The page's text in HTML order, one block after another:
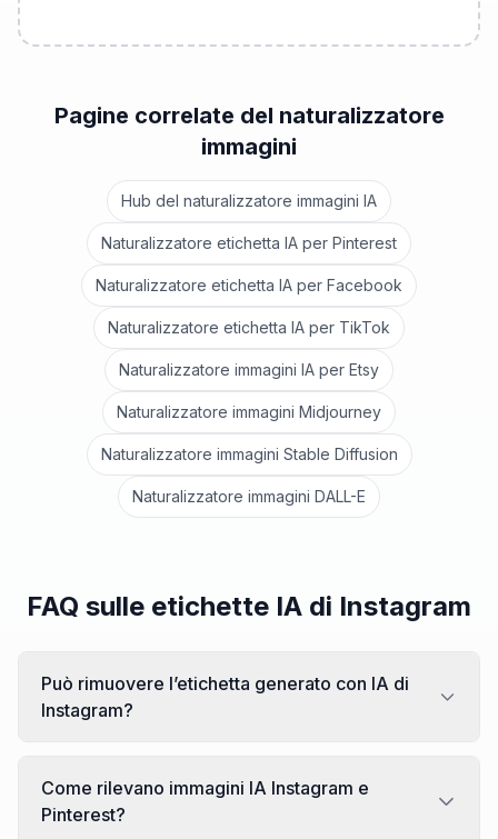
Pagine correlate del naturalizzatore
immagini
Hub del naturalizzatore immagini IA
Naturalizzatore etichetta IA per Pinterest
Naturalizzatore etichetta IA per Facebook
Naturalizzatore etichetta IA per TikTok
Naturalizzatore immagini IA per Etsy
Naturalizzatore immagini Midjourney
Naturalizzatore immagini Stable Diffusion
Naturalizzatore immagini DALL-E
FAQ sulle etichette IA di Instagram
Può rimuovere l’etichetta generato con IA di
Instagram?
Come rilevano immagini IA Instagram e
Pinterest?